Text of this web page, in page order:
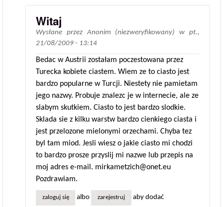
Witaj
Wysłane przezAnonim (niezweryfikowany) wpt.,
21/08/2009 - 13:14
Bedac w Austrii zostałam poczestowana przez
Turecka kobiete ciastem. Wiem ze to ciasto jest
bardzo popularne w Turcji. Niestety nie pamietam
jego nazwy. Probuje znalezc je w internecie, ale ze
slabym skutkiem. Ciasto to jest bardzo slodkie.
Sklada sie z kilku warstw bardzo cienkiego ciasta i
jest przelozone mielonymi orzechami. Chyba tez
byl tam miod. Jesli wiesz o jakie ciasto mi chodzi
to bardzo prosze przyslij mi nazwe lub przepis na
moj adres e-mail. mirkametzich@onet.eu
Pozdrawiam.
zaloguj się albo zarejestruj
aby dodać